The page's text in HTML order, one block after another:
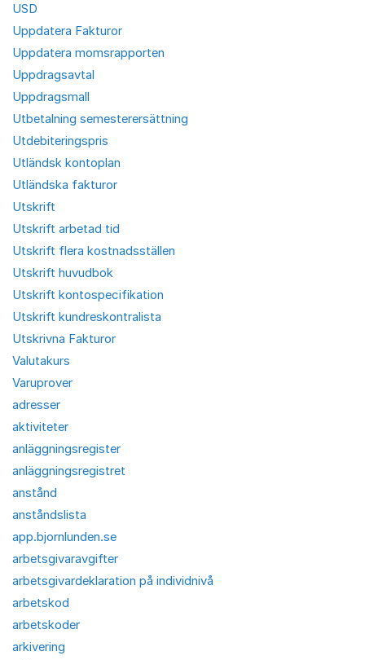
USD
Uppdatera Fakturor
Uppdatera momsrapporten
Uppdragsavtal
Uppdragsmall
Utbetalning semesterersättning
Utdebiteringspris
Utländsk kontoplan
Utländska fakturor
Utskrift
Utskrift arbetad tid
Utskrift flera kostnadsställen
Utskrift huvudbok
Utskrift kontospecifikation
Utskrift kundreskontralista
Utskrivna Fakturor
Valutakurs
Varuprover
adresser
aktiviteter
anläggningsregister
anläggningsregistret
anstånd
anståndslista
app.bjornlunden.se
arbetsgivaravgifter
arbetsgivardeklaration på individnivå
arbetskod
arbetskoder
arkivering